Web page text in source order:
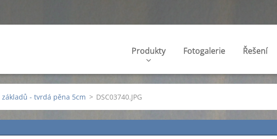
Produkty Fotogalerie Řešení
základů - tvrdá pěna 5cm > DSC03740.JPG